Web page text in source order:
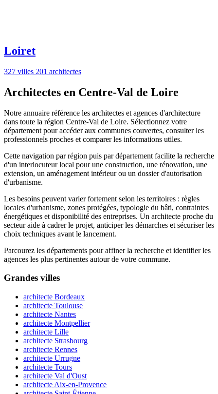
Loiret
327 villes 201 architectes
Architectes en Centre-Val de Loire
Notre annuaire référence les architectes et agences d'architecture
dans toute la région Centre-Val de Loire. Sélectionnez votre
département pour accéder aux communes couvertes, consulter les
professionnels proches et comparer les informations utiles.
Cette navigation par région puis par département facilite la recherche
d'un interlocuteur local pour une construction, une rénovation, une
extension, un aménagement intérieur ou un dossier d'autorisation
d'urbanisme.
Les besoins peuvent varier fortement selon les territoires : règles
locales d'urbanisme, zones protégées, typologie du bâti, contraintes
énergétiques et disponibilité des entreprises. Un architecte proche du
secteur aide à cadrer le projet, anticiper les démarches et sécuriser les
choix techniques avant le lancement.
Parcourez les départements pour affiner la recherche et identifier les
agences les plus pertinentes autour de votre commune.
Grandes villes
architecte Bordeaux
architecte Toulouse
architecte Nantes
architecte Montpellier
architecte Lille
architecte Strasbourg
architecte Rennes
architecte Urrugne
architecte Tours
architecte Val d'Oust
architecte Aix-en-Provence